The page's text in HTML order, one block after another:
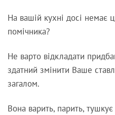
На вашій кухні досі немає
помічника?
Не варто відкладати
здатний змінити Ваше
загалом.
Вона варить, парить, тушкує